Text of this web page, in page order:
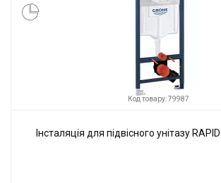
Код товару: 79987
Інсталяція для підвісного унітазу